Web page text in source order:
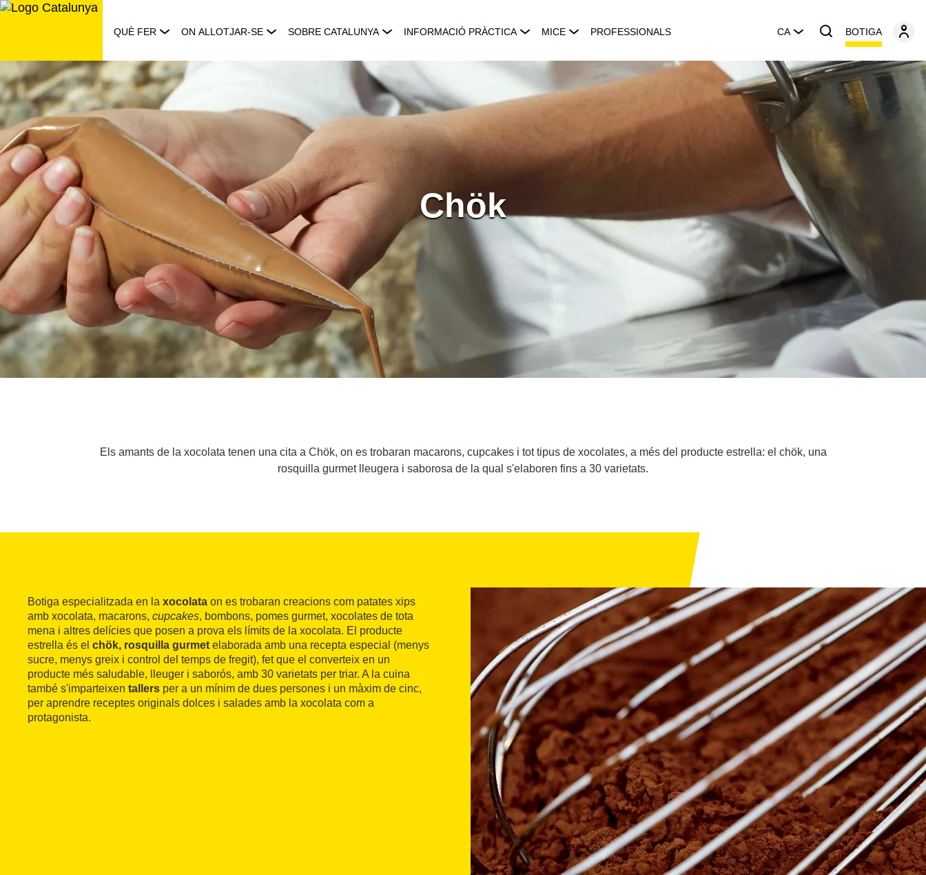
Saltar
QUÈ FER ON ALLOTJAR-SE SOBRE CATALUNYA INFORMACIÓ PRÀCTICA MICE PROFESSIONALS CA BOTIGA
Chök
Els amants de la xocolata tenen una cita a Chök, on es trobaran macarons, cupcakes i tot tipus de xocolates, a més del producte estrella: el chök, una
rosquilla gurmet lleugera i saborosa de la qual s'elaboren fins a 30 varietats.
Botiga especialitzada en la xocolata on es trobaran creacions com patates xips
amb xocolata, macarons, cupcakes, bombons, pomes gurmet, xocolates de tota
mena i altres delícies que posen a prova els límits de la xocolata. El producte
estrella és el chök, rosquilla gurmet elaborada amb una recepta especial (menys
sucre, menys greix i control del temps de fregit), fet que el converteix en un
producte més saludable, lleuger i saborós, amb 30 varietats per triar. A la cuina
també s'imparteixen tallers per a un mínim de dues persones i un màxim de cinc,
per aprendre receptes originals dolces i salades amb la xocolata com a
protagonista.